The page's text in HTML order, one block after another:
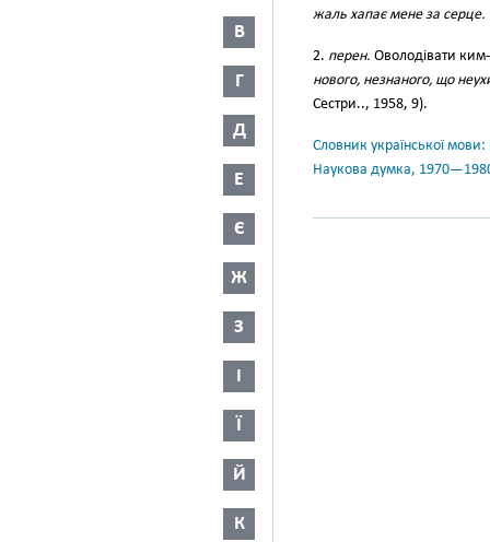
В
Г
Д
Е
Є
Ж
З
І
Ї
Й
К
жаль хапає мене за
2. перен. Оволодівати
нового, незнаного, що
Сестри.., 1958, 9).
Словник української
Наукова думка,